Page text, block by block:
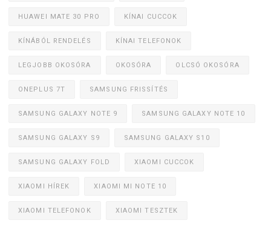
HUAWEI MATE 30 PRO KÍNAI CUCCOK
KÍNÁBÓL RENDELÉS KÍNAI TELEFONOK
LEGJOBB OKOSÓRA OKOSÓRA OLCSÓ OKOSÓRA
ONEPLUS 7T SAMSUNG FRISSÍTÉS
SAMSUNG GALAXY NOTE 9 SAMSUNG GALAXY NOTE 10
SAMSUNG GALAXY S9 SAMSUNG GALAXY S10
SAMSUNG GALAXY FOLD XIAOMI CUCCOK
XIAOMI HÍREK XIAOMI MI NOTE 10
XIAOMI TELEFONOK XIAOMI TESZTEK